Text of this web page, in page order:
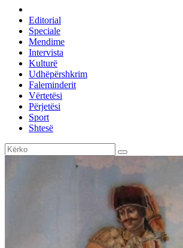
Editorial
Speciale
Mendime
Intervista
Kulturë
Udhëpërshkrim
Faleminderit
Vërtetësi
Përjetësi
Sport
Shtesë